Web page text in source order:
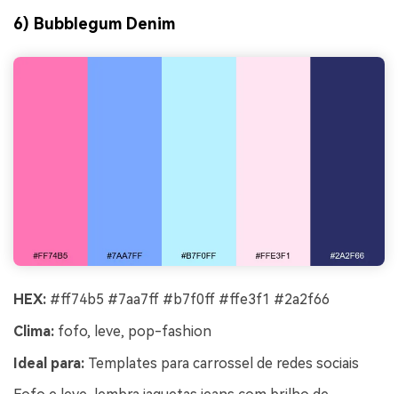
6) Bubblegum Denim
HEX: #ff74b5 #7aa7ff #b7f0ff #ffe3f1 #2a2f66
Clima: fofo, leve, pop-fashion
Ideal para: Templates para carrossel de redes sociais